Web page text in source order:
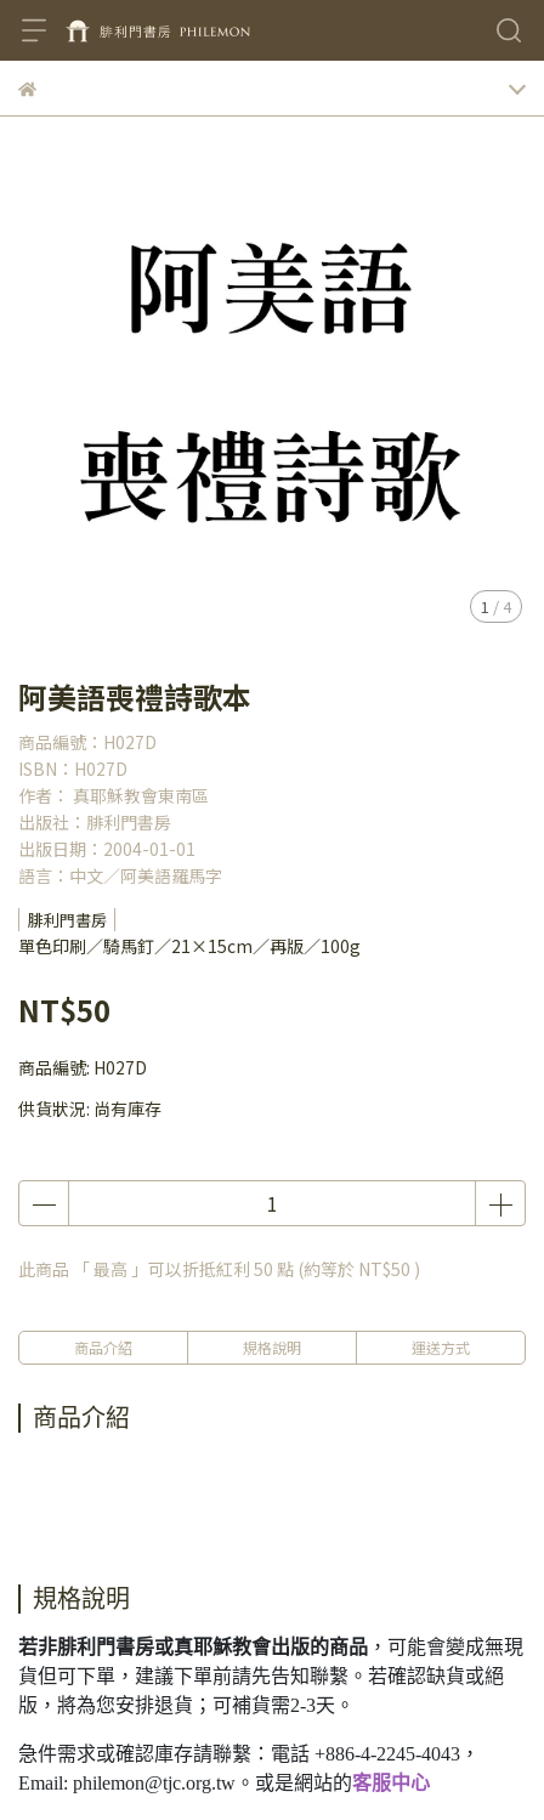
1 / 4
阿美語喪禮詩歌本
商品編號：H027D
ISBN：H027D
作者： 真耶穌教會東南區
出版社：腓利門書房
出版日期：2004-01-01
語言：中文／阿美語羅馬字
腓利門書房
單色印刷／騎馬釘／21×15cm／再版／100g
NT$50
商品編號: H027D
供貨狀況: 尚有庫存
此商品 「 最高 」可以折抵紅利 50 點 (約等於 NT$50 )
商品介紹 規格說明 運送方式
商品介紹
規格說明
若非腓利門書房或真耶穌教會出版的商品 ，可能會變成無現
貨但可下單，建議下單前請先告知聯繫。若確認缺貨或絕
版，將為您安排退貨；可補貨需2-3天。
急件需求或確認庫存請聯繫：電話 +886-4-2245-4043，
Email: philemon@tjc.org.tw 。或是網站的客服中心